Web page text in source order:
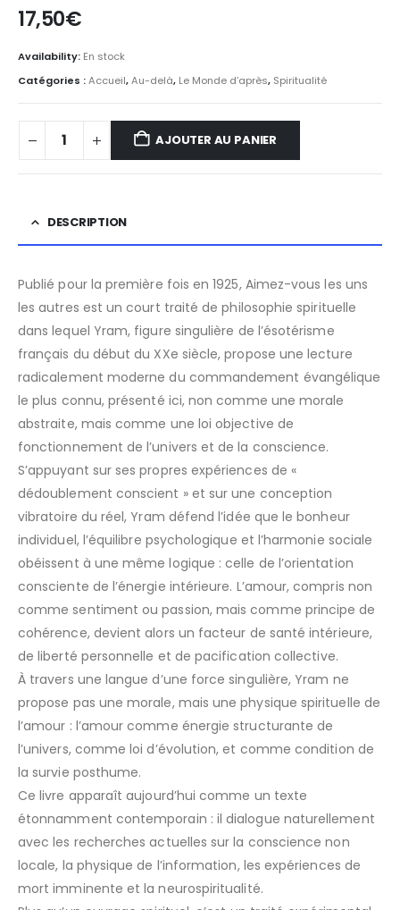
17,50€
Availability: En stock
Catégories :Accueil,Au-delà, Le Monde d’après, Spiritualité
AJOUTER AU PANIER
DESCRIPTION
Publié pour la première fois en 1925, Aimez-vous les uns
les autres est un court traité de philosophie spirituelle
dans lequel Yram, figure singulière de l’ésotérisme
français du début du XXe siècle, propose une lecture
radicalement moderne du commandement évangélique
le plus connu, présenté ici, non comme une morale
abstraite, mais comme une loi objective de
fonctionnement de l’univers et de la conscience.
S’appuyant sur ses propres expériences de «
dédoublement conscient » et sur une conception
vibratoire du réel, Yram défend l’idée que le bonheur
individuel, l’équilibre psychologique et l’harmonie sociale
obéissent à une même logique : celle de l’orientation
consciente de l’énergie intérieure. L’amour, compris non
comme sentiment ou passion, mais comme principe de
cohérence, devient alors un facteur de santé intérieure,
de liberté personnelle et de pacification collective.
À travers une langue d’une force singulière, Yram ne
propose pas une morale, mais une physique spirituelle de
l’amour : l’amour comme énergie structurante de
l’univers, comme loi d’évolution, et comme condition de
la survie posthume.
Ce livre apparaît aujourd’hui comme un texte
étonnamment contemporain : il dialogue naturellement
avec les recherches actuelles sur la conscience non
locale, la physique de l’information, les expériences de
mort imminente et la neurospiritualité.